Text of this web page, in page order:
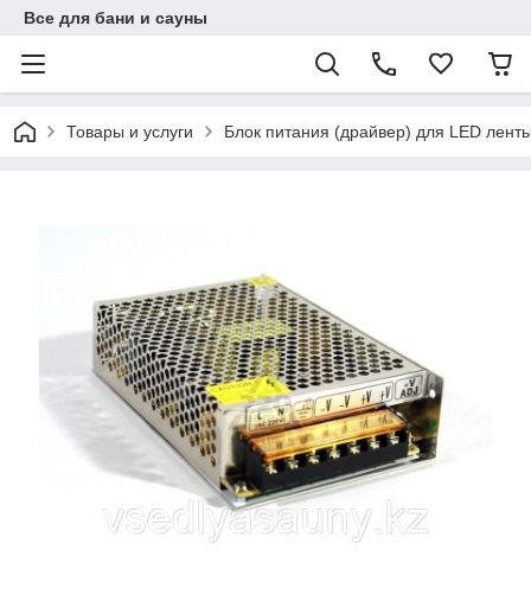
Все для бани и сауны
Товары и услуги Блок питания (драйвер) для LED